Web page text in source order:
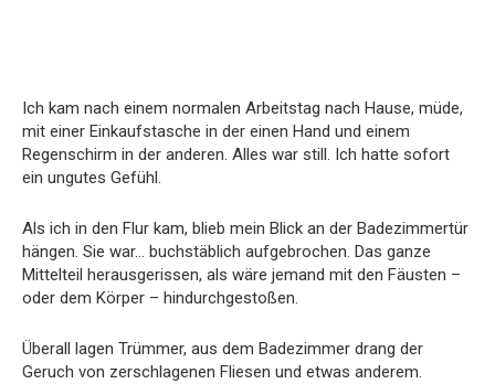
Ich kam nach einem normalen Arbeitstag nach Hause, müde,
mit einer Einkaufstasche in der einen Hand und einem
Regenschirm in der anderen. Alles war still. Ich hatte sofort
ein ungutes Gefühl.
Als ich in den Flur kam, blieb mein Blick an der Badezimmertür
hängen. Sie war… buchstäblich aufgebrochen. Das ganze
Mittelteil herausgerissen, als wäre jemand mit den Fäusten –
oder dem Körper – hindurchgestoßen.
Überall lagen Trümmer, aus dem Badezimmer drang der
Geruch von zerschlagenen Fliesen und etwas anderem.